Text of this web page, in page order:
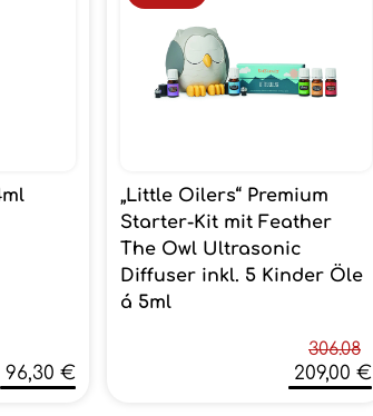
96,30 €
„Little Oilers“ Premium
Starter-Kit mit Feather
The Owl Ultrasonic
Diffuser inkl. 5 Kinder Öle
á 5ml
306.08
209,00 €